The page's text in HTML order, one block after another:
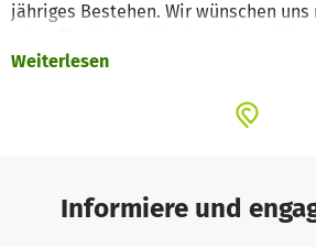
jähriges Bestehen. Wir wünschen
können.
Weiterlesen
Informiere und